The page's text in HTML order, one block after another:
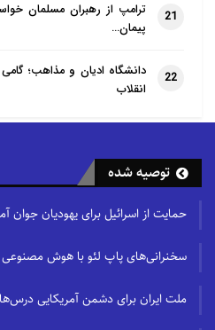
21
ترامپ از رهبران مسلمان
پیمان…
22
دانشگاه ادیان و مذاهب؛
انقلاب
توصیه شده
حمایت از اسرائیل برای یهودیان جوان
سخنرانی‌های پاپ لئو با هوش
ملت ایران برای دشمن آمریکایی